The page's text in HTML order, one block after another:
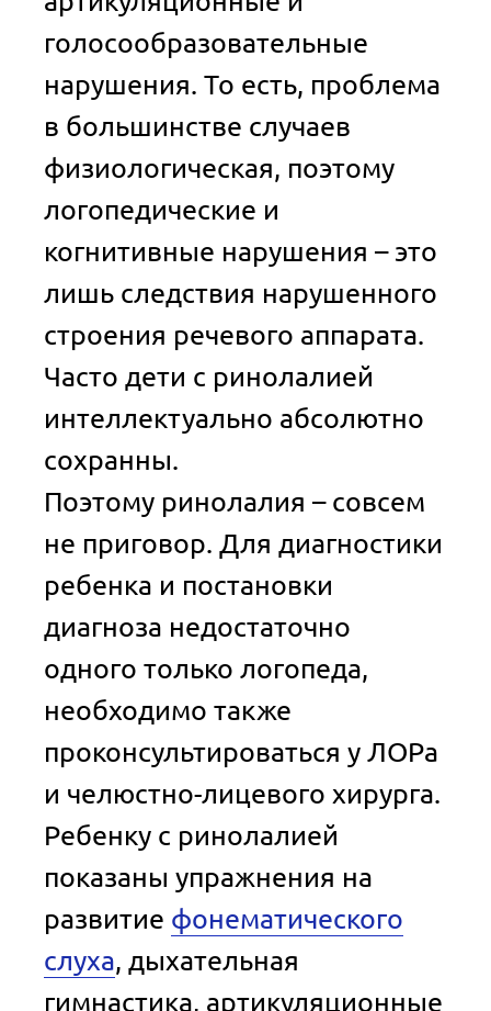
голосообразовательные
нарушения. То есть, проблема
в большинстве случаев
физиологическая, поэтому
логопедические и
когнитивные нарушения – это
лишь следствия нарушенного
строения речевого аппарата.
Часто дети с ринолалией
интеллектуально абсолютно
сохранны.
Поэтому ринолалия – совсем
не приговор. Для диагностики
ребенка и постановки
диагноза недостаточно
одного только логопеда,
необходимо также
проконсультироваться у ЛОРа
и челюстно-лицевого хирурга.
Ребенку с ринолалией
показаны упражнения на
развитие фонематического
слуха, дыхательная
гимнастика, артикуляционные